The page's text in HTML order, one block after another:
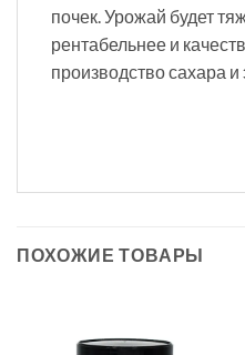
почек.Урожай будет
рентабельнее и
производство сахара
ПОХОЖИЕ ТОВАРЫ